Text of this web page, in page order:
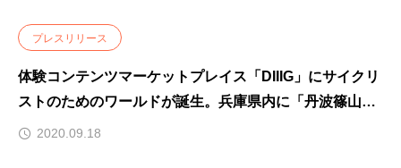
プレスリリース
体験コンテンツマーケットプレイス「DIIIG」にサイクリ
ストのためのワールドが誕生。兵庫県内に「丹波篠山サ
イクリングワールド」・「サイクリングチャレンジ神
2020.09.18